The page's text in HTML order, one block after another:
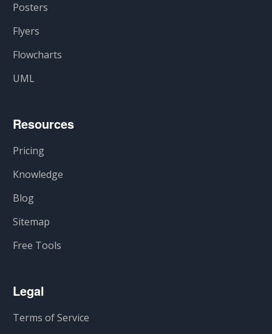
Posters
Flyers
Flowcharts
UML
Resources
Pricing
Knowledge
Blog
Sitemap
Free Tools
Legal
Terms of Service